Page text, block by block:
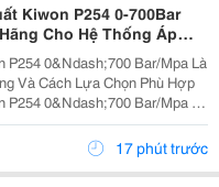
Kiwon P254 0-700Bar
Cho Hệ Thống Áp
P254 0&Ndash;700 Bar/Mpa Là
Và Cách Lựa Chọn Phù Hợp
P254 0&Ndash;700 Bar/Mpa Là
Dụng Dành Cho Các Hệ
Rất Cao. Với Khả Năng
17 phút trước